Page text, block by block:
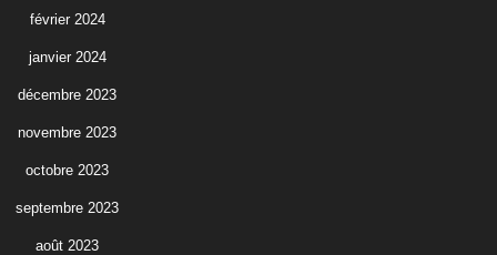
février 2024
janvier 2024
décembre 2023
novembre 2023
octobre 2023
septembre 2023
août 2023